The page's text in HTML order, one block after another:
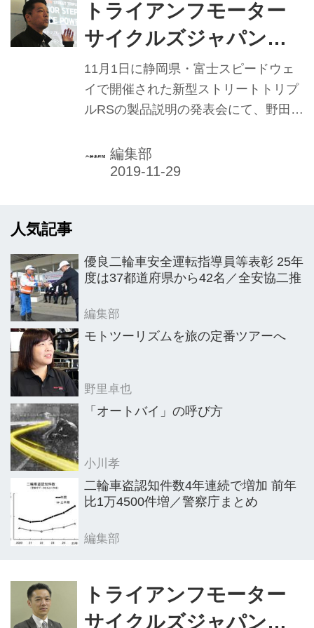
成果を高める。既存ディーラーへは
「質」向上、自発的な商談会の開催な
どを促していきたい考え。
トライアンフモーター
サイクルズジャパン
野田一夫 社長／店舗当
たり販売、74台に
11月1日に静岡県・富士スピードウェ
イで開催された新型ストリートトリプ
ルRSの製品説明の発表会にて、野田一
ルズジャパンの取り組みに触れ、同社
決算期の今年6月までの販売実績につ
ン、BMWモトラッドに続き3番目のブ
ランドになったと意気込む。
編集部
人気記事
優良二輪車安全運転指導員等表彰 25年
度は37都道府県から42名／全安協二推
編集部
モトツーリズムを旅の定番ツアーへ
野里卓也
「オートバイ」の呼び方
小川孝
二輪車盗認知件数4年連続で増加 前年
比1万4500件増／警察庁まとめ
編集部
トライアンフモーター
サイクルズジャパン